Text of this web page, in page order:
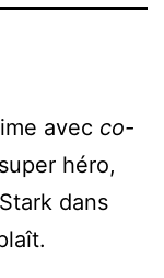
avec co-
héro,
dans